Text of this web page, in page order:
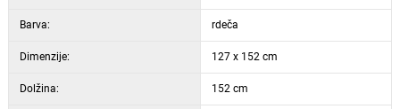
Barva: rdeča
Dimenzije: 127 x 152 cm
Dolžina: 152 cm